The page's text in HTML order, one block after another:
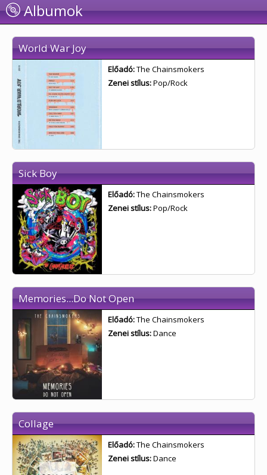
Albumok
World War Joy
Előadó:The Chainsmokers
Zenei stílus:Pop/Rock
Sick Boy
Előadó:The Chainsmokers
Zenei stílus:Pop/Rock
Memories...Do Not Open
Előadó:The Chainsmokers
Zenei stílus:Dance
Collage
Előadó:The Chainsmokers
Zenei stílus:Dance